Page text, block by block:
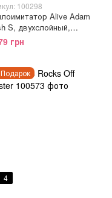
100298
Alive Adam
S, двухслойный,
Silexpan, диаметр
грн
Подарок
4